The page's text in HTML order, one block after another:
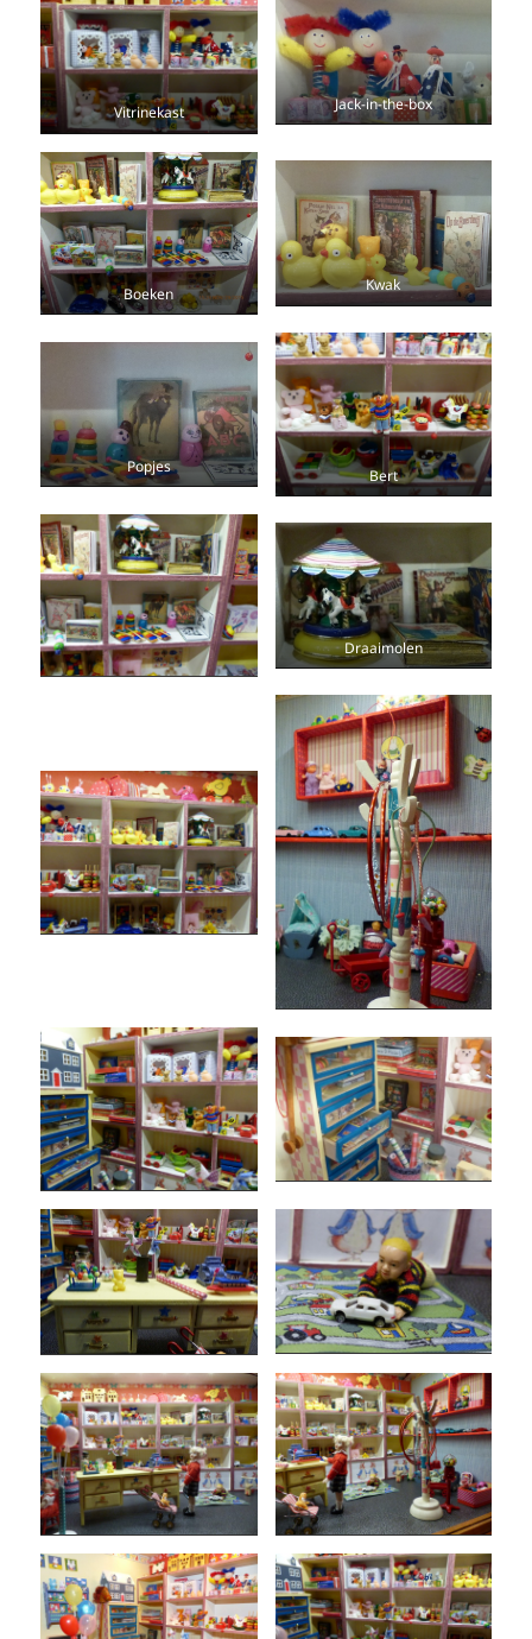
Vitrinekast Jack-in-the-box
Boeken Kwak
Popjes Bert
Draaimolen